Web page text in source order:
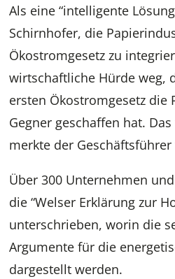
Als eine “intelligente
Schirnhofer, die
Ökostromgesetz zu
wirtschaftliche Hürde weg,
ersten Ökostromgesetz die
Gegner geschaffen hat.
merkte der
Über 300 Unternehmen
die “Welser Erklärung zur
unterschrieben, worin die
Argumente für die
dargestellt werden.